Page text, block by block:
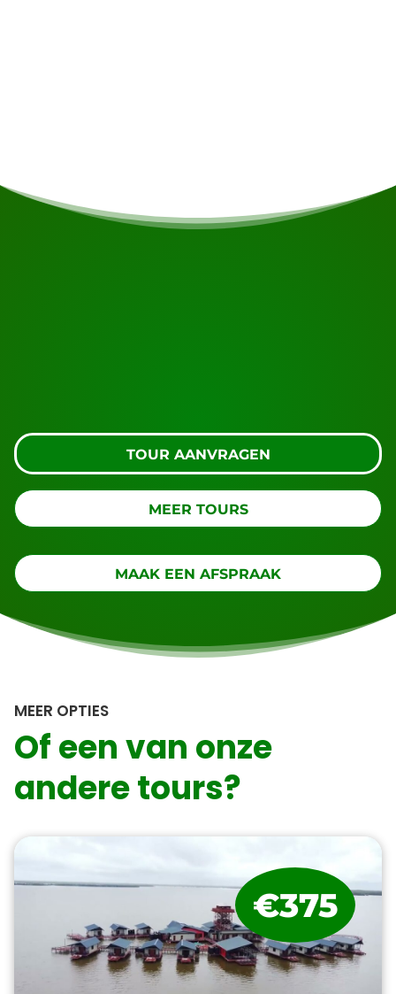
TOUR AANVRAGEN
MEER TOURS
MAAK EEN AFSPRAAK
MEER OPTIES
Of een van onze
andere tours?
€375